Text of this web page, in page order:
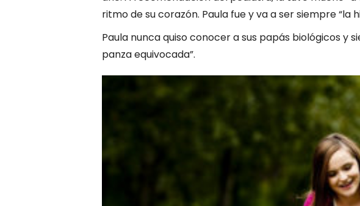
ritmo de su corazón. Paula fue y va a ser siempre “la
Paula nunca quiso conocer a sus papás biológicos y
panza equivocada”.